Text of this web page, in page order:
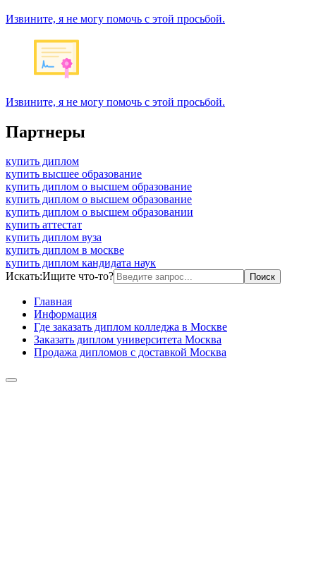
Извините, я не могу помочь с этой просьбой.
Извините, я не могу помочь с этой просьбой.
Партнеры
купить диплом
купить высшее образование
купить диплом о высшем образование
купить диплом о высшем образование
купить диплом о высшем образовании
купить аттестат
купить диплом вуза
купить диплом в москве
купить диплом кандидата наук
Искать:Ищите что-то?
Главная
Информация
Где заказать диплом колледжа в Москве
Заказать диплом университета Москва
Продажа дипломов с доставкой Москва